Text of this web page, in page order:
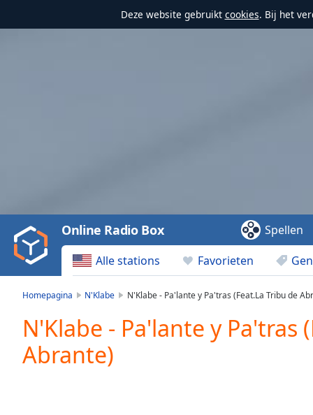
Deze website gebruikt cookies. Bij het
Video
Play
Backward
Skip
Current
Time0:00
Duration-:-
Alle stations Favorieten
Online Radio Box Spellen
Homepagina N'Klabe N'Klabe - Pa'lante y Pa'tras (Feat.La Tribu de
N'Klabe - Pa'lante y Pa'tras
Abrante)